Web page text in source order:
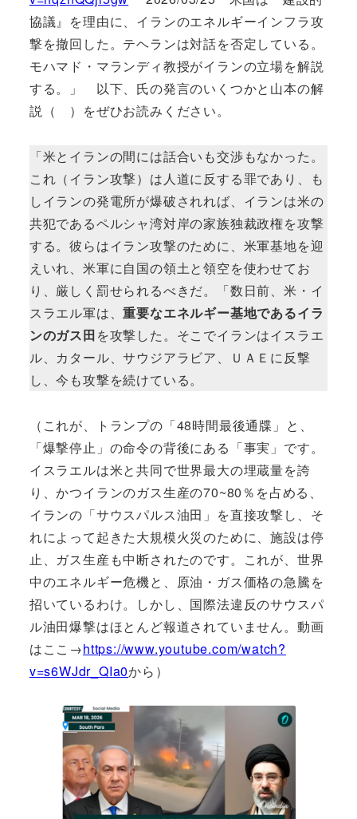
協議』を理由に、イランのエネルギーインフラ攻
撃を撤回した。テヘランは対話を否定している。
モハマド・マランディ教授がイランの立場を解説
する。」 以下、氏の発言のいくつかと山本の解
説（ ）をぜひお読みください。
「米とイランの間には話合いも交渉もなかった。
これ（イラン攻撃）は人道に反する罪であり、も
しイランの発電所が爆破されれば、イランは米の
共犯であるペルシャ湾対岸の家族独裁政権を攻撃
する。彼らはイラン攻撃のために、米軍基地を迎
えいれ、米軍に自国の領土と領空を使わせてお
り、厳しく罰せられるべきだ。「数日前、米・イ
スラエル軍は、重要なエネルギー基地であるイラ
ンのガス田を攻撃した。そこでイランはイスラエ
ル、カタール、サウジアラビア、ＵＡＥに反撃
し、今も攻撃を続けている。
（これが、トランプの「48時間最後通牒」と、
「爆撃停止」の命令の背後にある「事実」です。
イスラエルは米と共同で世界最大の埋蔵量を誇
り、かつイランのガス生産の70~80％を占める、
イランの「サウスパルス油田」を直接攻撃し、そ
れによって起きた大規模火災のために、施設は停
止、ガス生産も中断されたのです。これが、世界
中のエネルギー危機と、原油・ガス価格の急騰を
招いているわけ。しかし、国際法違反のサウスパ
ル油田爆撃はほとんど報道されていません。動画
はここ→https://www.youtube.com/watch?
v=s6WJdr_QIa0から）